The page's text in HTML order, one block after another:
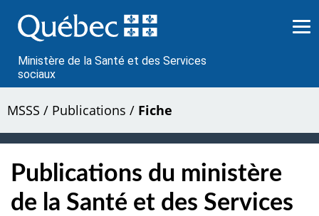
au
contenu
Ministère de la Santé et des Services
sociaux
MSSS / Publications / Fiche
Publications du ministère
de la Santé et des Services